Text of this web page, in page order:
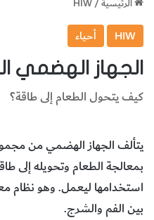
HIW أحياء
الجهاز الهضمي
كيف يتحول الطعام إلى طاقة؟
يتألف الجهاز الهضمي من
بمعالجة الطعام وتحويله إلى
استخدامها ليعمل. وهو نظام
بين الفم والشرج.